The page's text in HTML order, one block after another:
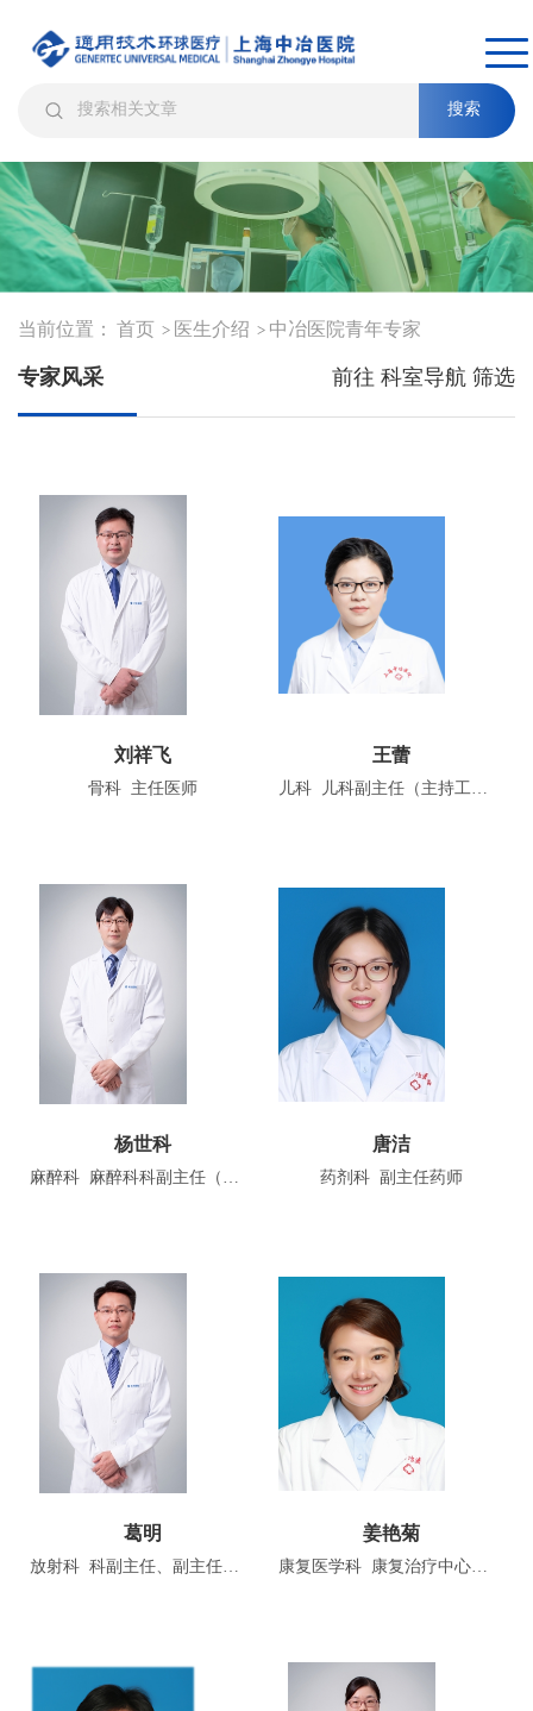
搜索
当前位置： 首页 > 医生介绍 > 中冶医院青年专家
专家风采 前往 科室导航 筛选
刘祥飞
骨科 主任医师
王蕾
儿科 儿科副主任（主持工作）、副主任医师
杨世科
麻醉科 麻醉科科副主任（主持工作）、副主任医师
唐洁
药剂科 副主任药师
葛明
放射科 科副主任、副主任医师
姜艳菊
康复医学科 康复治疗中心副主任、副主任技师